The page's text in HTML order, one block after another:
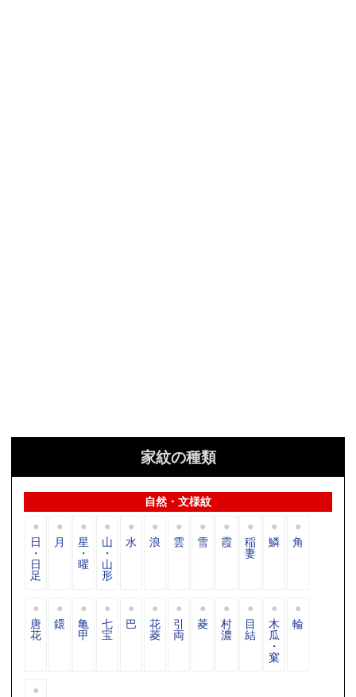
家紋の種類
自然・文様紋
日
・
日
足
月 星
・
曜
山
・
山
形
水 浪 雲 雪 霞 稲
妻
鱗 角
唐
花
鐶 亀
甲
七
宝
巴 花
菱
引
両
菱 村
濃
目
結
木
瓜
・
窠
輪